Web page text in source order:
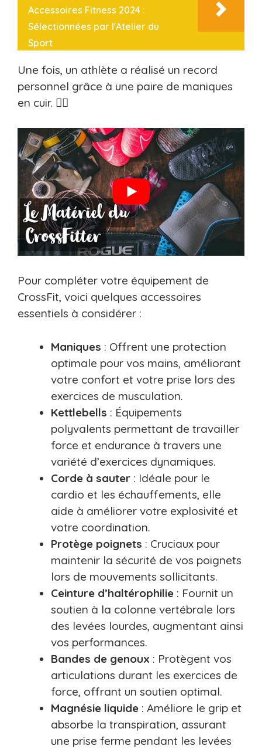
Accessoires Fitness 2024 :
Sélectionnées par l'Atelier du
Sport
Une fois, un athlète a réalisé un record
personnel grâce à une paire de maniques
en cuir. 🏋️‍♂️
Pour compléter votre équipement de
CrossFit, voici quelques accessoires
essentiels à considérer :
Maniques : Offrent une protection
optimale pour vos mains, améliorant
votre confort et votre prise lors des
exercices de musculation.
Kettlebells : Équipements
polyvalents permettant de travailler
force et endurance à travers une
variété d’exercices dynamiques.
Corde à sauter : Idéale pour le
cardio et les échauffements, elle
aide à améliorer votre explosivité et
votre coordination.
Protège poignets : Cruciaux pour
maintenir la sécurité de vos poignets
lors de mouvements sollicitants.
Ceinture d’haltérophilie : Fournit un
soutien à la colonne vertébrale lors
des levées lourdes, augmentant ainsi
vos performances.
Bandes de genoux : Protègent vos
articulations durant les exercices de
force, offrant un soutien optimal.
Magnésie liquide : Améliore le grip et
absorbe la transpiration, assurant
une prise ferme pendant les levées